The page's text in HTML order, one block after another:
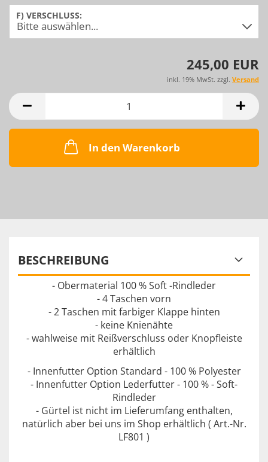
F) VERSCHLUSS:
245,00 EUR
inkl. 19% MwSt. zzgl. Versand
In den Warenkorb
BESCHREIBUNG
- Obermaterial 100 % Soft -Rindleder
- 4 Taschen vorn
- 2 Taschen mit farbiger Klappe hinten
- keine Knienähte
- wahlweise mit Reißverschluss oder Knopfleiste
erhältlich
- Innenfutter Option Standard - 100 % Polyester
- Innenfutter Option Lederfutter - 100 % - Soft-
Rindleder
- Gürtel ist nicht im Lieferumfang enthalten,
natürlich aber bei uns im Shop erhältlich ( Art.-Nr.
LF801 )